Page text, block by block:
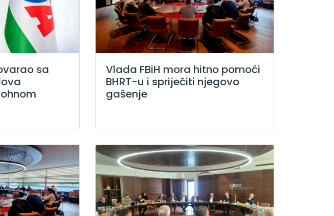
sa
Vlada FBiH mora hitno pomoći
BHRT-u i spriječiti njegovo
gašenje